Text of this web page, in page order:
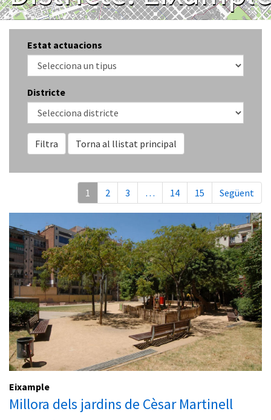
Estat actuacions
Districte
Filtra Torna al llistat principal
1 2 3 … 14 15 Següent
Eixample
Millora dels jardins de Cèsar Martinell